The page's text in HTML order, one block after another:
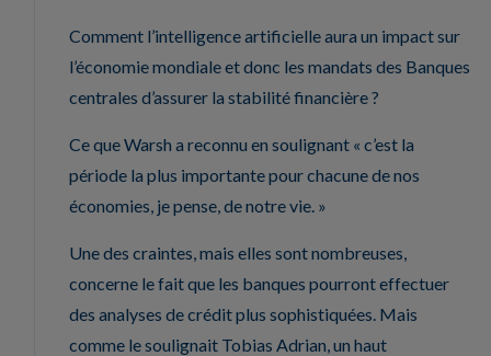
Comment l’intelligence artificielle aura un impact sur
l’économie mondiale et donc les mandats des Banques
centrales d’assurer la stabilité financière ?
Ce que Warsh a reconnu en soulignant « c’est la
période la plus importante pour chacune de nos
économies, je pense, de notre vie. »
Une des craintes, mais elles sont nombreuses,
concerne le fait que les banques pourront effectuer
des analyses de crédit plus sophistiquées. Mais
comme le soulignait Tobias Adrian, un haut